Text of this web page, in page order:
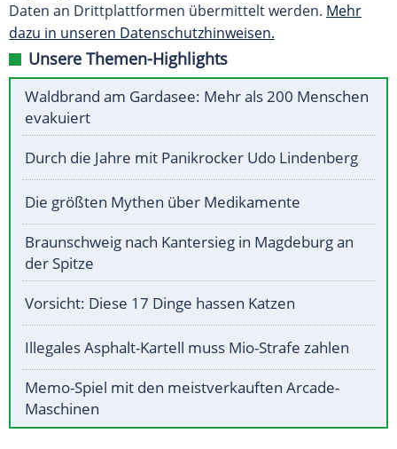
Daten an Drittplattformen übermittelt werden. Mehr
dazu in unseren Datenschutzhinweisen.
Unsere Themen-Highlights
Waldbrand am Gardasee: Mehr als 200 Menschen
evakuiert
Durch die Jahre mit Panikrocker Udo Lindenberg
Die größten Mythen über Medikamente
Braunschweig nach Kantersieg in Magdeburg an
der Spitze
Vorsicht: Diese 17 Dinge hassen Katzen
Illegales Asphalt-Kartell muss Mio-Strafe zahlen
Memo-Spiel mit den meistverkauften Arcade-
Maschinen